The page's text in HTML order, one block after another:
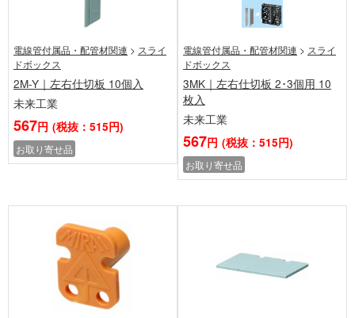
電線管付属品・配管材関連 > スライ
ドボックス
2M-Y｜左右仕切板 10個入
未来工業
567円 (税抜：515円)
お取り寄せ品
電線管付属品・配管材関連 > スライ
ドボックス
3MK｜左右仕切板 2･3個用 10
枚入
未来工業
567円 (税抜：515円)
お取り寄せ品